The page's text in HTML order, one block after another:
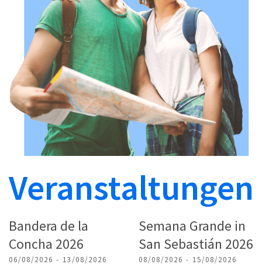
Veranstaltungen
Bandera de la
Concha 2026
06/08/2026 - 13/08/2026
Semana Grande in
San Sebastián 2026
08/08/2026 - 15/08/2026